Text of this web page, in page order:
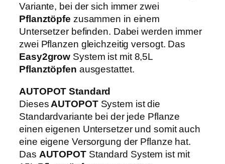
Variante, bei der sich immer zwei
Pflanztöpfe zusammen in einem
Untersetzer befinden. Dabei werden immer
zwei Pflanzen gleichzeitig versogt. Das
Easy2grow System ist mit 8,5L
Pflanztöpfen ausgestattet.
AUTOPOT Standard
Dieses AUTOPOT System ist die
Standardvariante bei der jede Pflanze
einen eigenen Untersetzer und somit auch
eine eigene Versorgung der Pflanze hat.
Das AUTOPOTStandard System ist mit